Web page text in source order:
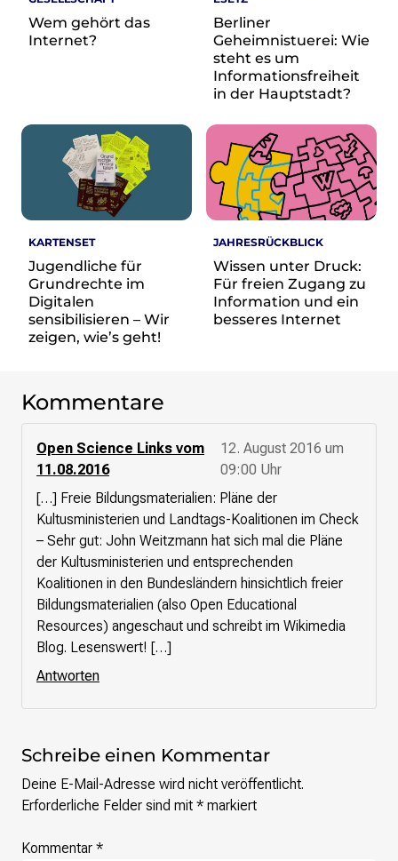
Verschlusssache Prüfung
Wissen. Macht. Gerechtigkeit.
Wikibase
Wikiversity
Wikivoyage
Über uns
Verein
Unsere Werte
Strategische Ausrichtung 2030
Presse
Suchanfrage
Suchen
Zum Inhalt überspringen
Wem gehört das
Internet?
Berliner
Geheimnistuerei: Wie
steht es um
Informationsfreiheit
in der Hauptstadt?
KARTENSET
Jugendliche für
Grundrechte im
Digitalen
sensibilisieren – Wir
zeigen, wie’s geht!
JAHRESRÜCKBLICK
Wissen unter Druck:
Für freien Zugang zu
Information und ein
besseres Internet
Kommentare
Open Science Links vom
11.08.2016
12. August 2016 um
09:00 Uhr
[…] Freie Bildungsmaterialien: Pläne der
Kultusministerien und Landtags-Koalitionen im Check
– Sehr gut: John Weitzmann hat sich mal die Pläne
der Kultusministerien und entsprechenden
Koalitionen in den Bundesländern hinsichtlich freier
Bildungsmaterialien (also Open Educational
Resources) angeschaut und schreibt im Wikimedia
Blog. Lesenswert! […]
Antworten
Schreibe einen Kommentar
Deine E-Mail-Adresse wird nicht veröffentlicht.
Erforderliche Felder sind mit * markiert
Kommentar *